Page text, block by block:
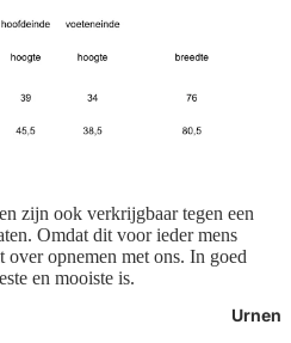
Urnen
zijn ook verkrijgbaar tegen een
Omdat dit voor ieder mens
opnemen met ons. In goed
en mooiste is.